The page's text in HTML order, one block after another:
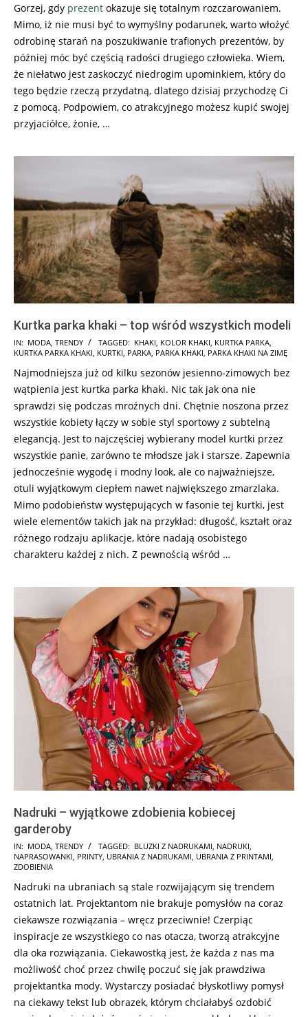
Gorzej, gdy prezent okazuje się totalnym rozczarowaniem.
Mimo, iż nie musi być to wymyślny podarunek, warto włożyć
odrobinę starań na poszukiwanie trafionych prezentów, by
później móc być częścią radości drugiego człowieka. Wiem,
że niełatwo jest zaskoczyć niedrogim upominkiem, który do
tego będzie rzeczą przydatną, dlatego dzisiaj przychodzę Ci
z pomocą. Podpowiem, co atrakcyjnego możesz kupić swojej
przyjaciółce, żonie, …
Kurtka parka khaki – top wśród wszystkich modeli
2017-
11-
24
IN: MODA, TRENDY TAGGED: KHAKI, KOLOR KHAKI, KURTKA PARKA,
KURTKA PARKA KHAKI, KURTKI, PARKA, PARKA KHAKI, PARKA KHAKI NA ZIMĘ
Najmodniejsza już od kilku sezonów jesienno-zimowych bez
wątpienia jest kurtka parka khaki. Nic tak jak ona nie
sprawdzi się podczas mroźnych dni. Chętnie noszona przez
wszystkie kobiety łączy w sobie styl sportowy z subtelną
elegancją. Jest to najczęściej wybierany model kurtki przez
wszystkie panie, zarówno te młodsze jak i starsze. Zapewnia
jednocześnie wygodę i modny look, ale co najważniejsze,
otuli wyjątkowym ciepłem nawet największego zmarzlaka.
Mimo podobieństw występujących w fasonie tej kurtki, jest
wiele elementów takich jak na przykład: długość, kształt oraz
różnego rodzaju aplikacje, które nadają osobistego
charakteru każdej z nich. Z pewnością wśród …
Nadruki – wyjątkowe zdobienia kobiecej
garderoby
2017-
11-
IN: MODA TRENDY TAGGED: BLUZKI Z NADRUKAMI NADRUKI
NAPRASOWANKI PRINTY UBRANIA Z NADRUKAMI UBRANIA Z PRINTAMI
ZDOBIENIA
Nadruki na ubraniach są stale rozwijającym się trendem
ostatnich lat. Projektantom nie brakuje pomysłów na coraz
ciekawsze rozwiązania – wręcz przeciwnie! Czerpiąc
inspiracje ze wszystkiego co nas otacza, tworzą atrakcyjne
dla oka rozwiązania. Ciekawostką jest, że każda z nas ma
możliwość choć przez chwilę poczuć się jak prawdziwa
projektantka mody. Wystarczy posiadać błyskotliwy pomysł
na ciekawy tekst lub obrazek, którym chciałabyś ozdobić